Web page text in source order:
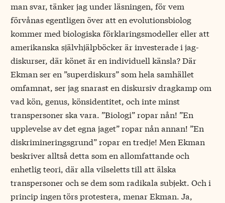
man svar, tänker jag under läsningen, för vem
förvånas egentligen över att en evolutionsbiolog
kommer med biologiska förklaringsmodeller eller att
amerikanska självhjälpböcker är investerade i jag-
diskurser, där könet är en individuell känsla? Där
Ekman ser en ”superdiskurs” som hela samhället
omfamnat, ser jag snarast en diskursiv dragkamp om
vad kön, genus, könsidentitet, och inte minst
transpersoner ska vara. ”Biologi” ropar nån! ”En
upplevelse av det egna jaget” ropar nån annan! ”En
diskrimineringsgrund” ropar en tredje! Men Ekman
beskriver alltså detta som en allomfattande och
enhetlig teori, där alla vilseletts till att älska
transpersoner och se dem som radikala subjekt. Och i
princip ingen törs protestera, menar Ekman. Ja,